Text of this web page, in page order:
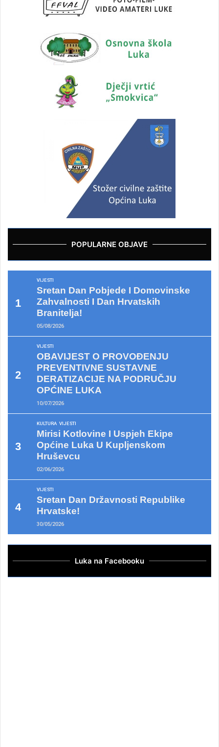
POPULARNE OBJAVE
VIJESTI
Sretan Dan Pobjede I Domovinske
Zahvalnosti I Dan Hrvatskih
Branitelja!
05/08/2026
VIJESTI
OBAVIJEST O PROVOĐENJU
PREVENTIVNE SUSTAVNE
DERATIZACIJE NA PODRUČJU
OPĆINE LUKA
10/07/2026
KULTURA VIJESTI
Mirisi Kotlovine I Uspjeh Ekipe
Općine Luka U Kupljenskom
Hruševcu
02/06/2026
VIJESTI
Sretan Dan Državnosti Republike
Hrvatske!
30/05/2026
Luka na Facebooku